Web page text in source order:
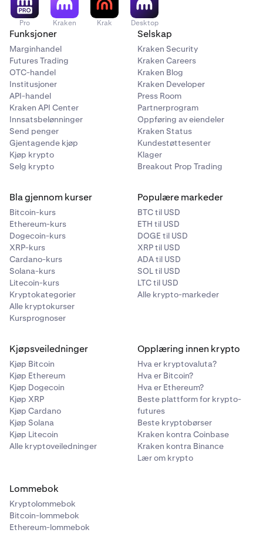
Pro Kraken Krak Desktop
Funksjoner
Marginhandel
Futures Trading
OTC-handel
Institusjoner
API-handel
Kraken API Center
Innsatsbelønninger
Send penger
Gjentagende kjøp
Kjøp krypto
Selg krypto
Selskap
Kraken Security
Kraken Careers
Kraken Blog
Kraken Developer
Press Room
Partnerprogram
Oppføring av eiendeler
Kraken Status
Kundestøttesenter
Klager
Breakout Prop Trading
Bla gjennom kurser
Bitcoin-kurs
Ethereum-kurs
Dogecoin-kurs
XRP-kurs
Cardano-kurs
Solana-kurs
Litecoin-kurs
Kryptokategorier
Alle kryptokurser
Kursprognoser
Populære markeder
BTC til USD
ETH til USD
DOGE til USD
XRP til USD
ADA til USD
SOL til USD
LTC til USD
Alle krypto-markeder
Kjøpsveiledninger
Kjøp Bitcoin
Kjøp Ethereum
Kjøp Dogecoin
Kjøp XRP
Kjøp Cardano
Kjøp Solana
Kjøp Litecoin
Alle kryptoveiledninger
Opplæring innen krypto
Hva er kryptovaluta?
Hva er Bitcoin?
Hva er Ethereum?
Beste plattform for krypto-
futures
Beste kryptobørser
Kraken kontra Coinbase
Kraken kontra Binance
Lær om krypto
Lommebok
Kryptolommebok
Bitcoin-lommebok
Ethereum-lommebok